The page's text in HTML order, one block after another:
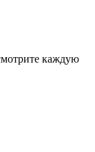
каждую